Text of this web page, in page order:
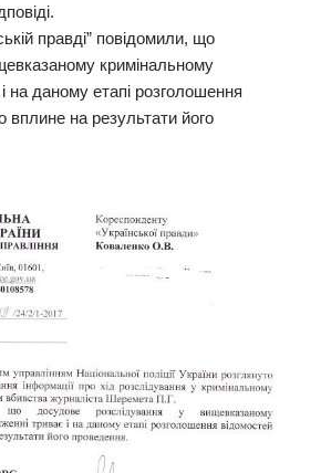
правді” повідомили, що
кримінальному
на даному етапі розголошення
вплине на результати його